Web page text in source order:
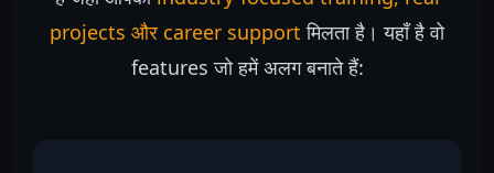
projects और career support मिलता है। यहाँ है वो
features जो हमें अलग बनाते हैं: